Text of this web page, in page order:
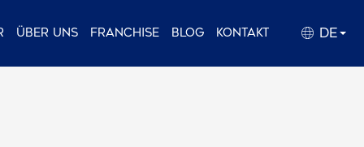
Über uns Franchise Blog Kontakt DE